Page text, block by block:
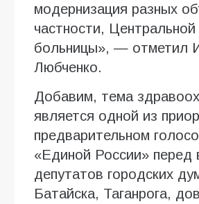
модернизация разных
частности, Центральной
больницы», — отметил
Любченко.
Добавим, тема
является одной из
предварительном
«Единой России» перед
депутатов городских
Батайска, Таганрога,